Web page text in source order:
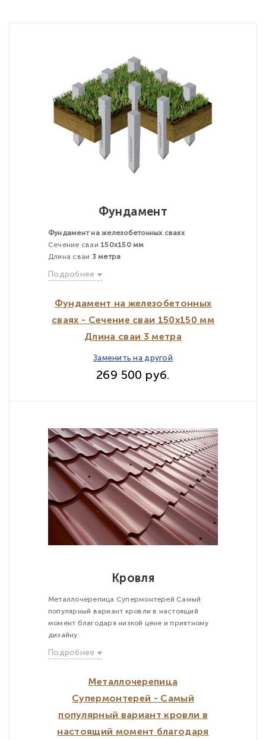
Фундамент
Фундамент на железобетонных сваях
Сечение сваи 150х150 мм
Длина сваи 3 метра
Подробнее
Фундамент на железобетонных
сваях - Сечение сваи 150х150 мм
Длина сваи 3 метра
Заменить на другой
269 500 руб.
Кровля
Металлочерепица Супермонтерей Самый
популярный вариант кровли в настоящий
момент благодаря низкой цене и приятному
дизайну.
Подробнее
Металлочерепица
Супермонтерей - Самый
популярный вариант кровли в
настоящий момент благодаря